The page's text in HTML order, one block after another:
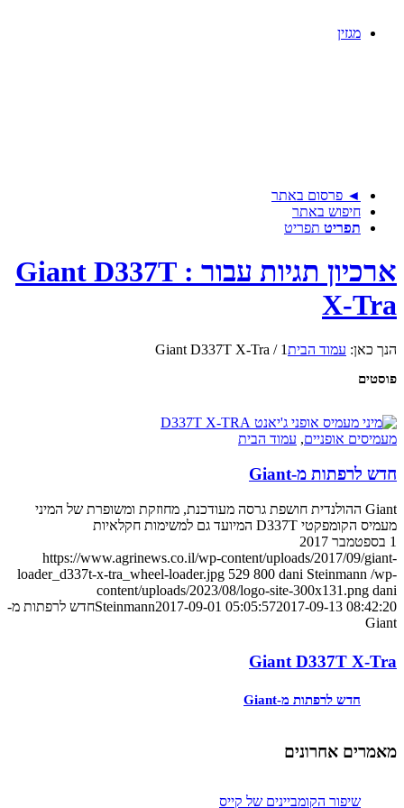
מגזין
◄ פרסום באתר
חיפוש באתר
תפריט תפריט
ארכיון תגיות עבור : Giant D337T
X-Tra
הנך כאן: עמוד הבית1
/
Giant D337T X-Tra
פוסטים
מעמיסים אופניים, עמוד הבית
חדש לרפתות מ-Giant
Giant ההולנדית חושפת גרסה מעודכנת, מחוזקת ומשופרת של המיני
מעמיס הקומפקטי D337T המיועד גם למשימות חקלאיות
1 בספטמבר 2017
https://www.agrinews.co.il/wp-content/uploads/2017/09/giant-
loader_d337t-x-tra_wheel-loader.jpg 529 800 dani Steinmann /wp-
content/uploads/2023/08/logo-site-300x131.png dani
Steinmann2017-09-01 05:05:572017-09-13 08:42:20
חדש לרפתות מ-
Giant
Giant D337T X-Tra
חדש לרפתות מ-Giant
מאמרים אחרונים
שיפור הקומביינים של קייס